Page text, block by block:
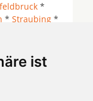
ist
*
* Straubing *
Wiesbaden
*